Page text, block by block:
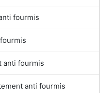
fourmis
anti fourmis
anti fourmis